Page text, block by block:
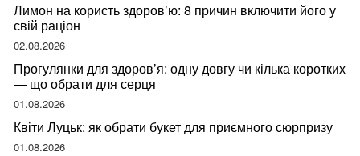
Лимон на користь здоров’ю: 8 причин включити його у
свій раціон
02.08.2026
Прогулянки для здоров’я: одну довгу чи кілька коротких
— що обрати для серця
01.08.2026
Квіти Луцьк: як обрати букет для приємного сюрпризу
01.08.2026